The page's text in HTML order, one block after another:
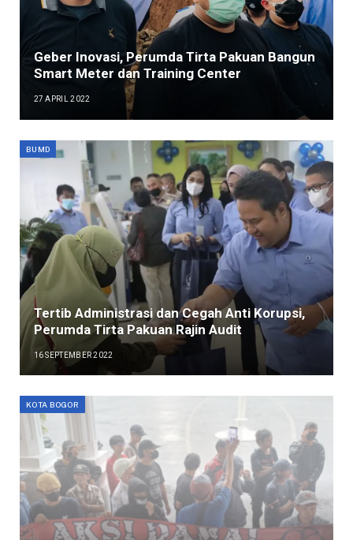
Geber Inovasi, Perumda Tirta Pakuan Bangun
Smart Meter dan Training Center
27 APRIL 2022
BUMD
Tertib Administrasi dan Cegah Anti Korupsi,
Perumda Tirta Pakuan Rajin Audit
16 SEPTEMBER 2022
KOTA BOGOR